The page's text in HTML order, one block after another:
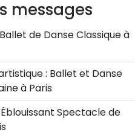
messages
de Danse Classique à
: Ballet et Danse
à Paris
Spectacle de